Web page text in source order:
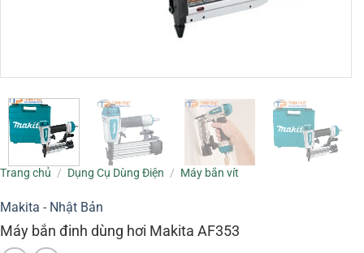
Trang chủ / Dụng Cụ Dùng Điện / Máy bắn vít
Makita - Nhật Bản
Máy bắn đinh dùng hơi Makita AF353